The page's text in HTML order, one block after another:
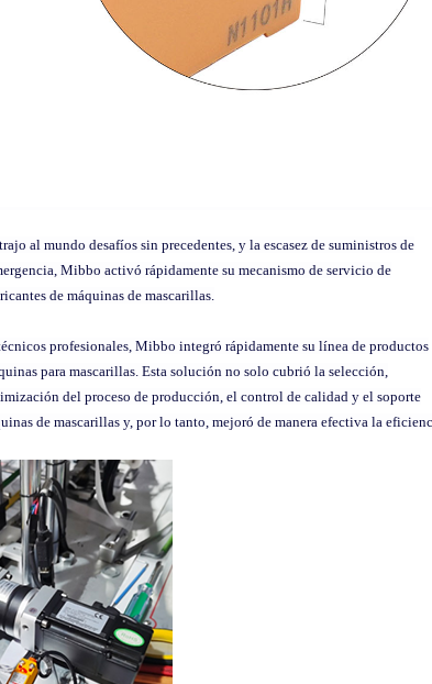
al mundo desafíos sin precedentes, y la escasez de suministros de
Mibbo activó rápidamente su mecanismo de servicio de
de máquinas de mascarillas.
profesionales, Mibbo integró rápidamente su línea de productos
para mascarillas. Esta solución no solo cubrió la selección,
del proceso de producción, el control de calidad y el soporte
de mascarillas y, por lo tanto, mejoró de manera efectiva la